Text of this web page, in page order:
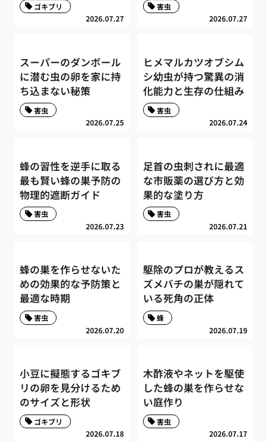
2026.07.27
ゴキブリ
2026.07.27
害虫
スーパーのダンボール
に潜む虫の卵を家に持
ち込まない秘策
2026.07.25
害虫
ヒメマルカツオブシム
シ幼虫が持つ驚異の消
化能力と生存の仕組み
2026.07.24
害虫
蜂の習性を逆手に取る
最も賢い蜂の巣予防の
物理的遮断ガイド
2026.07.23
害虫
足首の虫刺されに最適
な市販薬の選び方と効
果的な塗り方
2026.07.21
害虫
蜂の巣を作らせないた
めの効果的な予防策と
最適な時期
2026.07.20
害虫
駆除のプロが教えるス
ズメバチの巣が隠れて
いる死角の正体
2026.07.19
蜂
小豆に擬態するゴキブ
リの卵を見分けるため
のサイズと形状
2026.07.18
ゴキブリ
木酢液やネットを駆使
した蜂の巣を作らせな
い庭作り
2026.07.17
害虫